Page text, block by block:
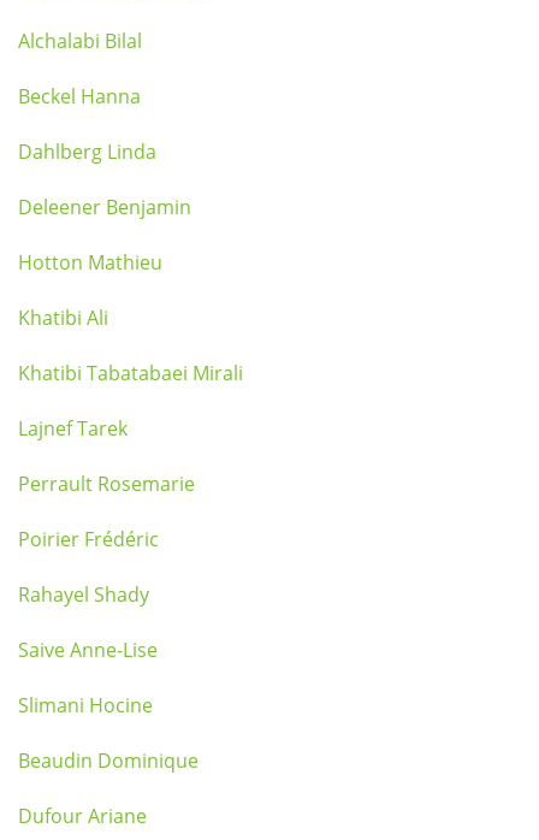
Alchalabi Bilal
Beckel Hanna
Dahlberg Linda
Deleener Benjamin
Hotton Mathieu
Khatibi Ali
Khatibi Tabatabaei Mirali
Lajnef Tarek
Perrault Rosemarie
Poirier Frédéric
Rahayel Shady
Saive Anne-Lise
Slimani Hocine
Beaudin Dominique
Dufour Ariane